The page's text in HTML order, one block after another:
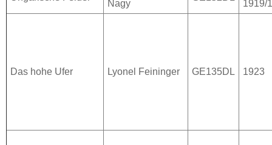
Nagy
1919/
Das hohe Ufer Lyonel Feininger GE135DL 1923